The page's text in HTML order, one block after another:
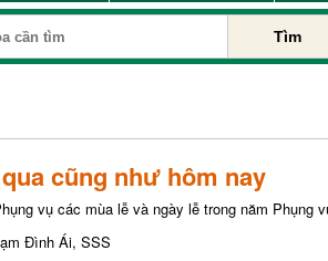
Tìm
cũng như hôm nay
vụ các mùa lễ và ngày lễ trong năm Phụng
Đình Ái, SSS